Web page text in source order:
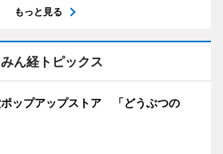
もっと見る
みん経トピックス
ップアップストア 「どうぶつの